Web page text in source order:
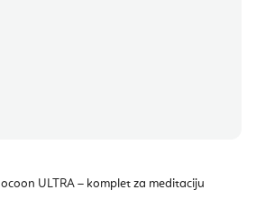
ULTRA – komplet za meditaciju